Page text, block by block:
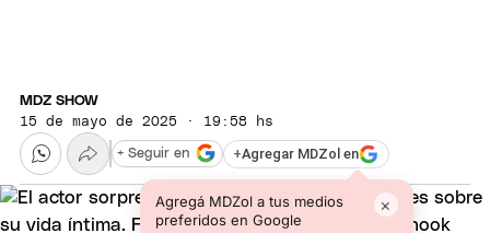
MDZ SHOW
15 de mayo de 2025 · 19:58 hs
+Agregar MDZol en
Agregá MDZol a tus medios
preferidos en Google
×
+ Seguir en